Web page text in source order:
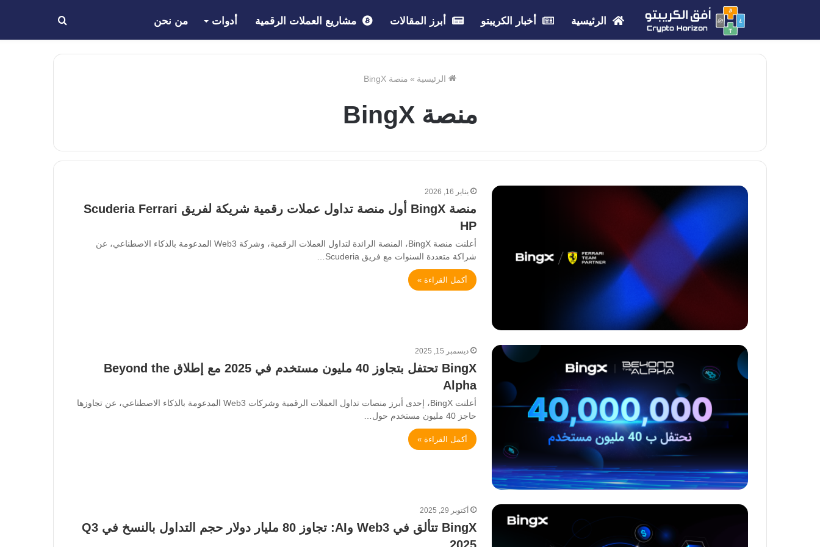
الرئيسية أخبار الكريبتو أبرز المقالات مشاريع العملات الرقمية أدوات من نحن بحث
عن
الرئيسية » منصة BingX
منصة BingX
يناير 16, 2026
منصة BingX أول منصة تداول عملات رقمية شريكة لفريق Scuderia Ferrari
HP
أعلنت منصة BingX، المنصة الرائدة لتداول العملات الرقمية، وشركة Web3 المدعومة بالذكاء الاصطناعي، عن
شراكة متعددة السنوات مع فريق Scuderia…
أكمل القراءة »
ديسمبر 15, 2025
BingX تحتفل بتجاوز 40 مليون مستخدم في 2025 مع إطلاق Beyond the
Alpha
أعلنت BingX، إحدى أبرز منصات تداول العملات الرقمية وشركات Web3 المدعومة بالذكاء الاصطناعي، عن تجاوزها
حاجز 40 مليون مستخدم حول…
أكمل القراءة »
أكتوبر 29, 2025
BingX تتألق في Web3 وAI: تجاوز 80 مليار دولار حجم التداول بالنسخ في Q3